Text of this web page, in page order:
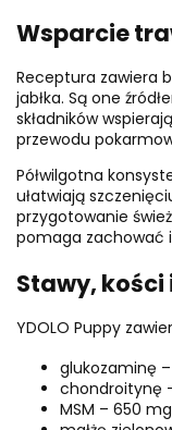
Wsparcie
Receptura zawiera
jabłka. Są one
składników
przewodu
Półwilgotna
ułatwiają
przygotowanie
pomaga zachować
Stawy,
YDOLO Puppy
glukozaminę
chondroitynę
MSM – 650